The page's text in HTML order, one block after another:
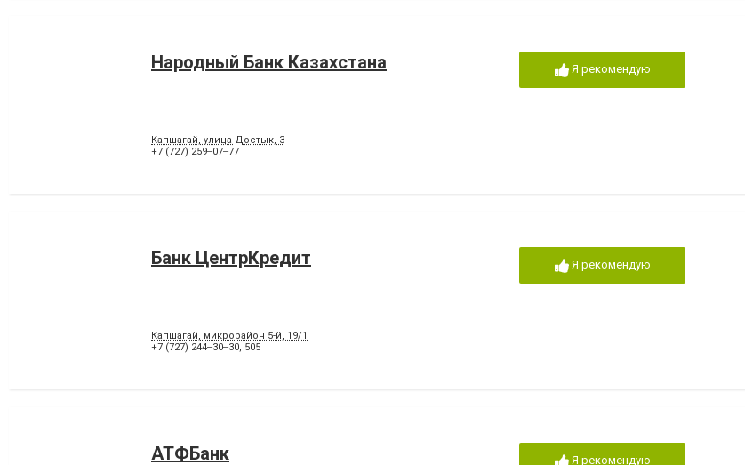
Народный Банк Казахстана
Капшагай, улица Достык, 3
+7 (727) 259‒07‒77
Я рекомендую
Банк ЦентрКредит
Капшагай, микрорайон 5-й, 19/1
+7 (727) 244‒30‒30, 505
Я рекомендую
АТФБанк Я рекомендую